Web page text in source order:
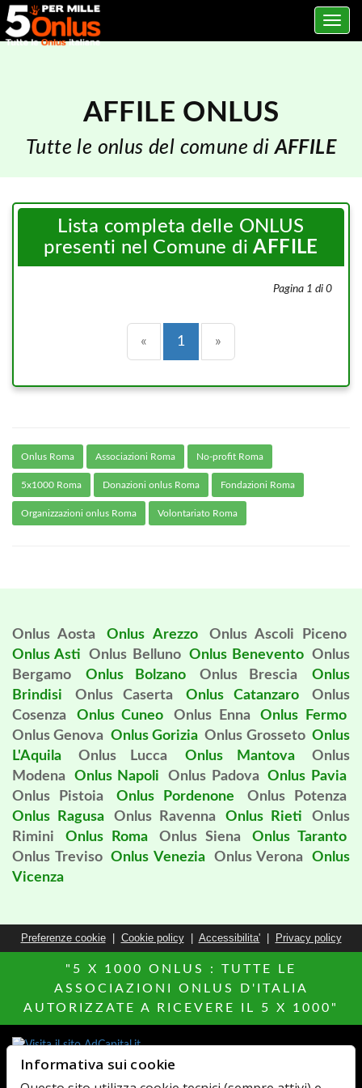
Toggle
AFFILE ONLUS
Tutte le onlus del comune diAFFILE
Lista completa delle ONLUS
presenti nel Comune diAFFILE
Pagina 1 di 0
« Precedente
1 (current)
»
Onlus Roma Associazioni Roma No-profit Roma
5x1000 Roma Donazioni onlus Roma Fondazioni Roma
Organizzazioni onlus Roma Volontariato Roma
Onlus Aosta Onlus Arezzo
Onlus Ascoli Piceno
Onlus Asti
Onlus Belluno Onlus Benevento Onlus
Bergamo
Onlus Bolzano Onlus Brescia
Onlus
Brindisi
Onlus Caserta Onlus Catanzaro
Onlus
Cosenza
Onlus Cuneo Onlus Enna
Onlus Fermo
Onlus Genova Onlus Gorizia Onlus Grosseto Onlus
L'Aquila
Onlus Lucca Onlus Mantova
Onlus
Modena
Onlus Napoli Onlus Padova
Onlus Pavia
Onlus Pistoia
Onlus Pordenone
Onlus Potenza
Onlus Ragusa
Onlus Ravenna Onlus Rieti
Onlus
Rimini
Onlus Roma Onlus Siena
Onlus Taranto
Onlus Treviso Onlus Venezia Onlus Verona
Onlus
Vicenza
Preferenze cookie| Cookie policy| Accessibilita'| Privacy policy
"5 X 1000 ONLUS : TUTTE LE
ASSOCIAZIONI ONLUS D'ITALIA
AUTORIZZATE A RICEVERE IL 5 X 1000"
Altri siti del Network
Agenzie Immobiliari MillionEuroHomePage.it
Informativa sui cookie